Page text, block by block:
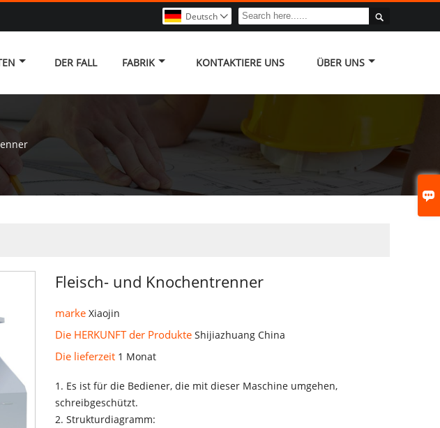


Deutsch 
DER FALL FABRIK KONTAKTIERE UNS ÜBER UNS
Fleisch- und Knochentrenner
markeXiaojin
Die HERKUNFT der ProdukteShijiazhuang China
Die lieferzeit 1 Monat
1. Es ist für die Bediener, die mit dieser Maschine umgehen,
schreibgeschützt.
2. Strukturdiagramm: